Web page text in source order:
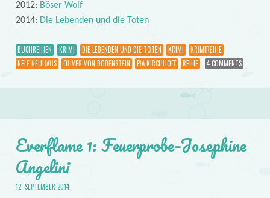
2012: Böser Wolf
2014: Die Lebenden und die Toten
BUCHREIHEN KRIMI DIE LEBENDEN UND DIE TOTEN KRIMI
KRIMIREIHE
NELE NEUHAUS
OLIVER VON BODENSTEIN PIA KIRCHHOFF REIHE 4 COMMENTS
Everflame 1: Feuerprobe–Josephine
Angelini
12. SEPTEMBER 2014